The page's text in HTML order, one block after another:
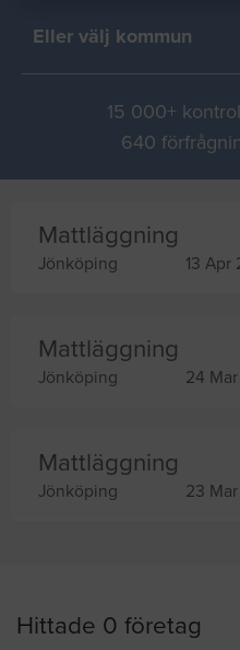
Eller välj kommun
15 000+
640
Mattläggning
Jönköping 13 Apr
Mattläggning
Jönköping 24
Mattläggning
Jönköping 23
Hittade 0 företag